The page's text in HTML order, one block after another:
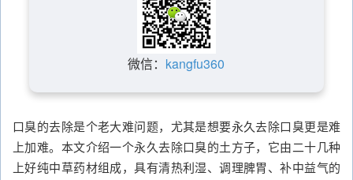
微信： kangfu360
口臭的去除是个老大难问题，尤其是想要永久去除口臭更是难
上加难。本文介绍一个永久去除口臭的土方子，它由二十几种
上好纯中草药材组成，具有清热利湿、调理脾胃、补中益气的